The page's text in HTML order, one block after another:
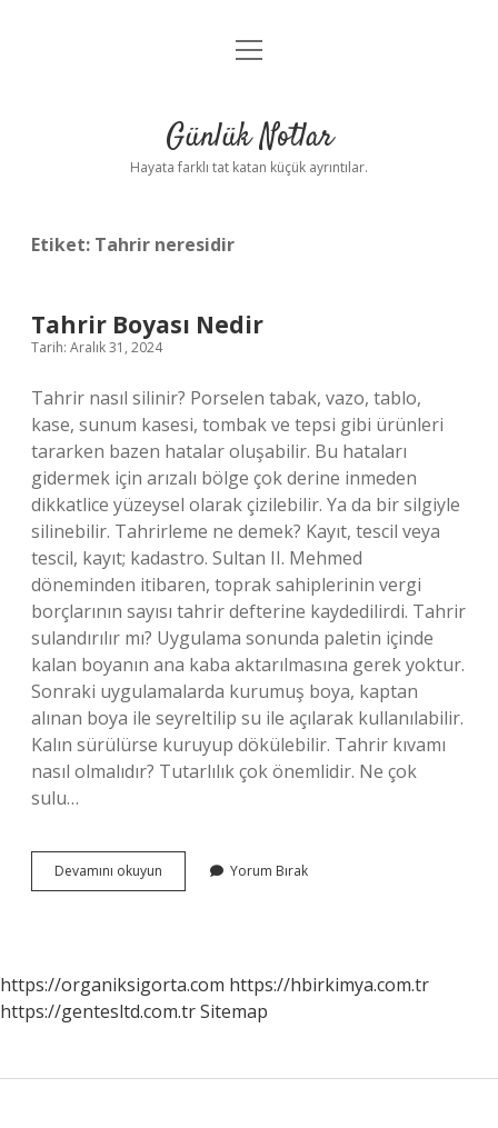
Anasayfa
Yasal Uyarı
menüyü
Günlük Notlar
Hayata farklı tat katan küçük ayrıntılar.
Etiket: Tahrir neresidir
Tahrir Boyası Nedir
Tarih: Aralık 31, 2024
Tahrir nasıl silinir? Porselen tabak, vazo, tablo,
kase, sunum kasesi, tombak ve tepsi gibi ürünleri
tararken bazen hatalar oluşabilir. Bu hataları
gidermek için arızalı bölge çok derine inmeden
dikkatlice yüzeysel olarak çizilebilir. Ya da bir silgiyle
silinebilir. Tahrirleme ne demek? Kayıt, tescil veya
tescil, kayıt; kadastro. Sultan II. Mehmed
döneminden itibaren, toprak sahiplerinin vergi
borçlarının sayısı tahrir defterine kaydedilirdi. Tahrir
sulandırılır mı? Uygulama sonunda paletin içinde
kalan boyanın ana kaba aktarılmasına gerek yoktur.
Sonraki uygulamalarda kurumuş boya, kaptan
alınan boya ile seyreltilip su ile açılarak kullanılabilir.
Kalın sürülürse kuruyup dökülebilir. Tahrir kıvamı
nasıl olmalıdır? Tutarlılık çok önemlidir. Ne çok
sulu…
Devamını okuyun
Boyası
Yorum Bırak
https://organiksigorta.com https://hbirkimya.com.tr
https://gentesltd.com.trSitemap